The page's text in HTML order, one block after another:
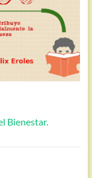
Bienestar.